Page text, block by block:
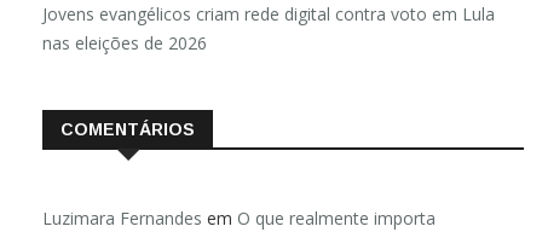
Jovens evangélicos criam rede digital contra voto em Lula
nas eleições de 2026
COMENTÁRIOS
Luzimara Fernandes em O que realmente importa